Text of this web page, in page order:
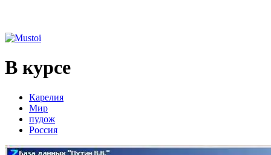
В курсе
Карелия
Мир
пудож
Россия